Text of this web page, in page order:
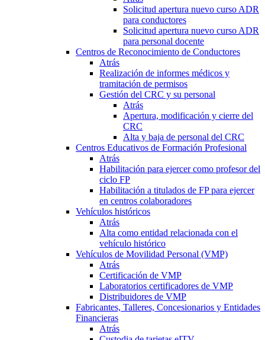
Solicitud apertura nuevo curso ADR
para conductores
Solicitud apertura nuevo curso ADR
para personal docente
Centros de Reconocimiento de Conductores
Atrás
Realización de informes médicos y
tramitación de permisos
Gestión del CRC y su personal
Atrás
Apertura, modificación y cierre del
CRC
Alta y baja de personal del CRC
Centros Educativos de Formación Profesional
Atrás
Habilitación para ejercer como profesor del
ciclo FP
Habilitación a titulados de FP para ejercer
en centros colaboradores
Vehículos históricos
Atrás
Alta como entidad relacionada con el
vehículo histórico
Vehículos de Movilidad Personal (VMP)
Atrás
Certificación de VMP
Laboratorios certificadores de VMP
Distribuidores de VMP
Fabricantes, Talleres, Concesionarios y Entidades
Financieras
Atrás